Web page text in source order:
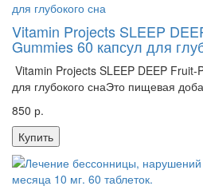
Vitamin Projects SLEEP
Gummies 60 капсул для
Vitamin Projects SLEEP DEEP Fruit-
для глубокого снаЭто пищевая
850 р.
Купить